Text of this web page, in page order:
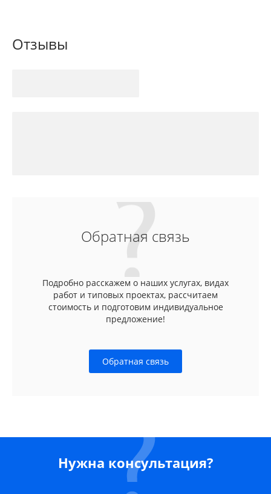
Отзывы
Обратная связь
Подробно расскажем о наших услугах, видах
работ и типовых проектах, рассчитаем
стоимость и подготовим индивидуальное
предложение!
Обратная связь
Нужна консультация?